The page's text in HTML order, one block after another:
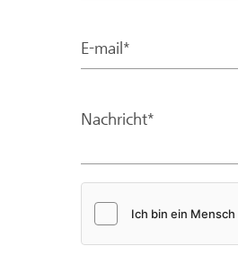
E-mail*
Nachricht*